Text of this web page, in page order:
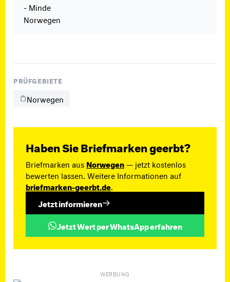
- Minde
Norwegen
PRÜFGEBIETE
Norwegen
Haben Sie Briefmarken geerbt?
Briefmarken aus Norwegen— jetzt kostenlos
bewerten lassen. Weitere Informationen auf
briefmarken-geerbt.de
Jetzt informieren
Jetzt Wert per WhatsApp erfahren
WERBUNG